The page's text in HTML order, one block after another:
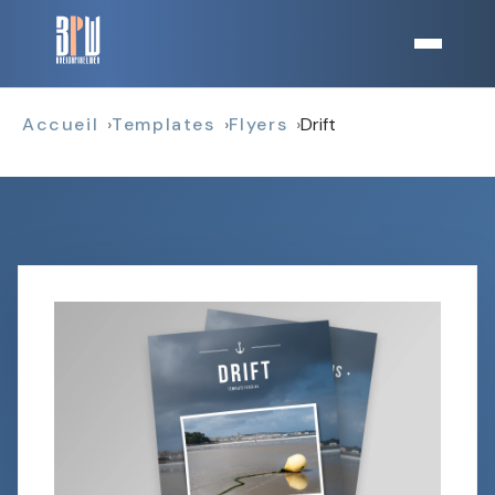
Accueil Templates Flyers Drift